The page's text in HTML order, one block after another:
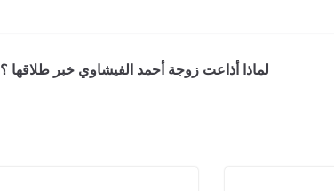
لماذا أذاعت زوجة أحمد الفيشاوي خبر طلاقها ؟